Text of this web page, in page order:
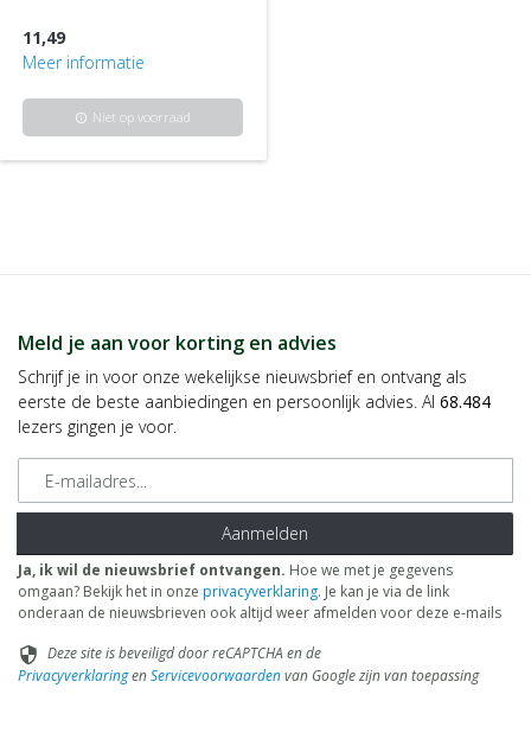
11,49
Meer informatie
info Niet op voorraad
Meld je aan voor korting en advies
Schrijf je in voor onze wekelijkse nieuwsbrief en ontvang als
eerste de beste aanbiedingen en persoonlijk advies. Al 68.484
lezers gingen je voor.
E-mailadres
Aanmelden
Ja, ik wil de nieuwsbrief ontvangen. Hoe we met je gegevens
omgaan? Bekijk het in onze privacyverklaring. Je kan je via de link
onderaan de nieuwsbrieven ook altijd weer afmelden voor deze e-mails
security Deze site is beveiligd door reCAPTCHA en de
PrivacyverklaringenServicevoorwaardenvan Google zijn van toepassing